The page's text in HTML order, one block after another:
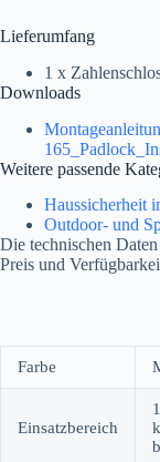
Lieferumfang
1 x
Downloads
Weitere passende
Haussicherheit
Outdoor- und
Die technischen
Preis und
Farbe
Einsatzbereich